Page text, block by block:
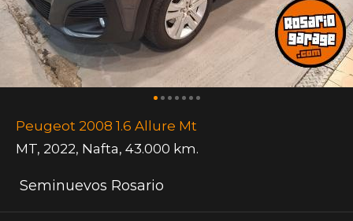
Peugeot 2008 1.6 Allure Mt
MT, 2022, Nafta, 43.000 km.
Seminuevos Rosario